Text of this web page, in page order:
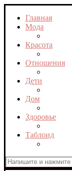
Главная
Мода
Красота
Отношения
Дети
Дом
Здоровье
Таблоид